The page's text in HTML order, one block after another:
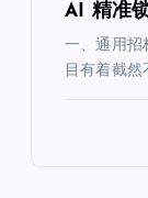
AI 精准
一、通用招
目有着截然